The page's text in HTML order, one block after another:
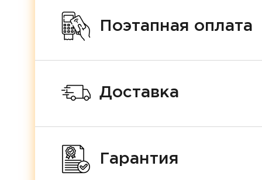
Поэтапная оплата
Доставка
Гарантия